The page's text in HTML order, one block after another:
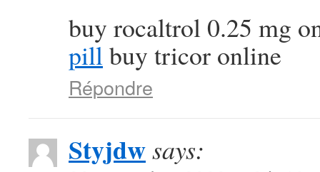
buy rocaltrol 0.25 mg
pillbuy tricor online
Répondre
Styjdwsays: